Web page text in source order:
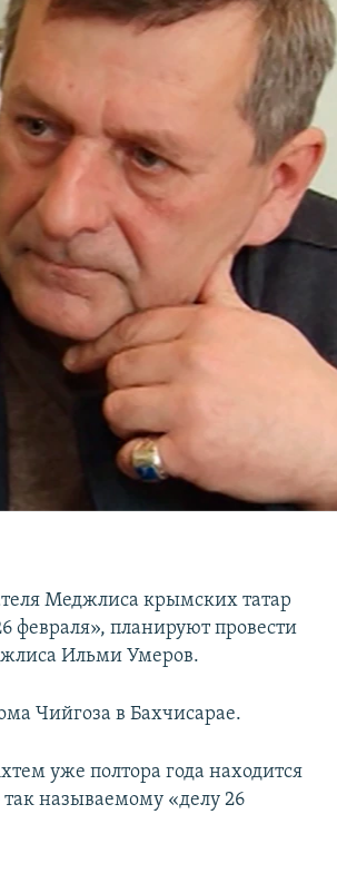
Меджлиса крымских татар
февраля», планируют провести
Ильми Умеров.
Чийгоза в Бахчисарае.
уже полтора года находится
называемому «делу 26